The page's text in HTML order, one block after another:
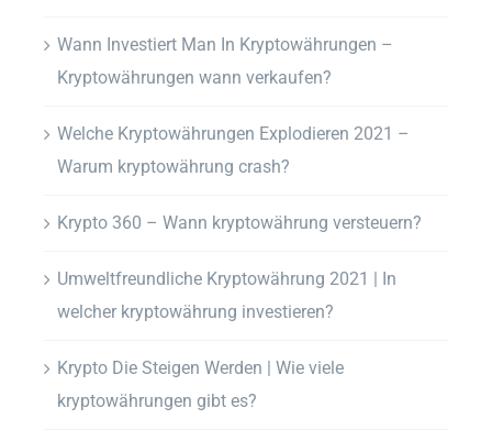
Wann Investiert Man In Kryptowährungen –
Kryptowährungen wann verkaufen?
Welche Kryptowährungen Explodieren 2021 –
Warum kryptowährung crash?
Krypto 360 – Wann kryptowährung versteuern?
Umweltfreundliche Kryptowährung 2021 | In
welcher kryptowährung investieren?
Krypto Die Steigen Werden | Wie viele
kryptowährungen gibt es?